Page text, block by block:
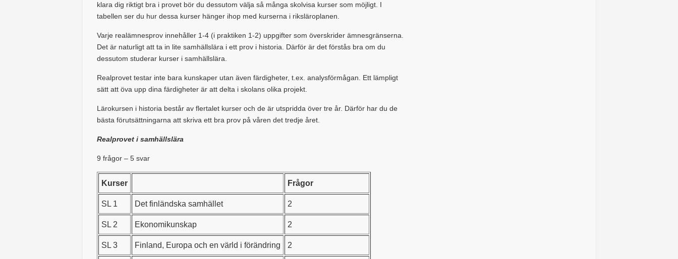
klara dig riktigt bra i provet bör du dessutom välja så många skolvisa kurser som möjligt. I
tabellen ser du hur dessa kurser hänger ihop med kurserna i riksläroplanen.
Varje realämnesprov innehåller 1-4 (i praktiken 1-2) uppgifter som överskrider ämnesgränserna.
Det är naturligt att ta in lite samhällslära i ett prov i historia. Därför är det förstås bra om du
dessutom studerar kurser i samhällslära.
Realprovet testar inte bara kunskaper utan även färdigheter, t.ex. analysförmågan. Ett lämpligt
sätt att öva upp dina färdigheter är att delta i skolans olika projekt.
Lärokursen i historia består av flertalet kurser och de är utspridda över tre år. Därför har du de
bästa förutsättningarna att skriva ett bra prov på våren det tredje året.
Realprovet i samhällslära
9 frågor – 5 svar
Kurser Frågor
SL 1 Det finländska samhället 2
SL 2 Ekonomikunskap 2
SL 3 Finland, Europa och en värld i förändring 2